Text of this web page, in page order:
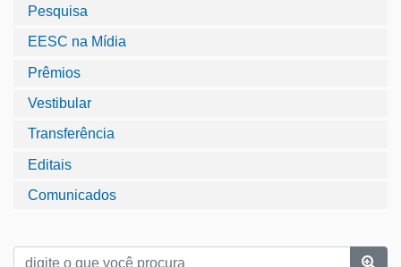
Pesquisa
EESC na Mídia
Prêmios
Vestibular
Transferência
Editais
Comunicados